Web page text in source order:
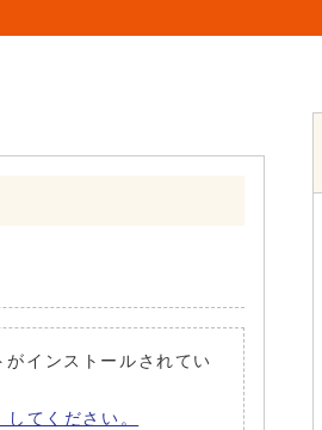
インストールされてい
てください。